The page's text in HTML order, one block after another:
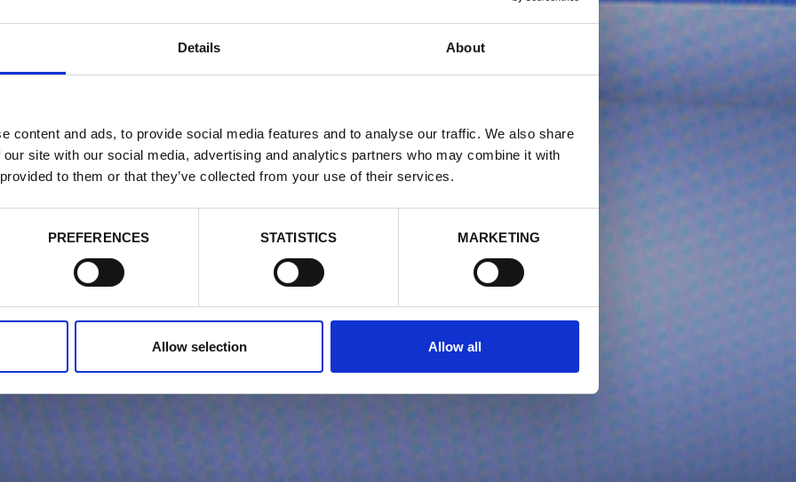
Details About
content and ads, to provide social media features and to analyse our traffic. We also share
site with our social media, advertising and analytics partners who may combine it with
to them or that they’ve collected from your use of their services.
PREFERENCES STATISTICS MARKETING
Allow selection Allow all